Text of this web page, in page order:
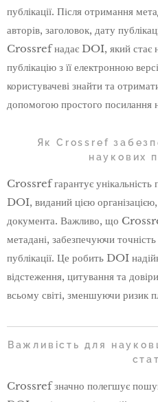
публікації. Після отримання
авторів, заголовок, дату
Crossref надає DOI, який стає
публікацію з її електронною
користувачеві знайти та
допомогою простого
Як Crossref
наукових
Crossref гарантує унікальність
DOI, виданий цією
документа. Важливо, що
метадані, забезпечуючи
публікації. Це робить DOI
відстеження, цитування та
всьому світі, зменшуючи ризик
Важливість для
Crossref значно полегшує